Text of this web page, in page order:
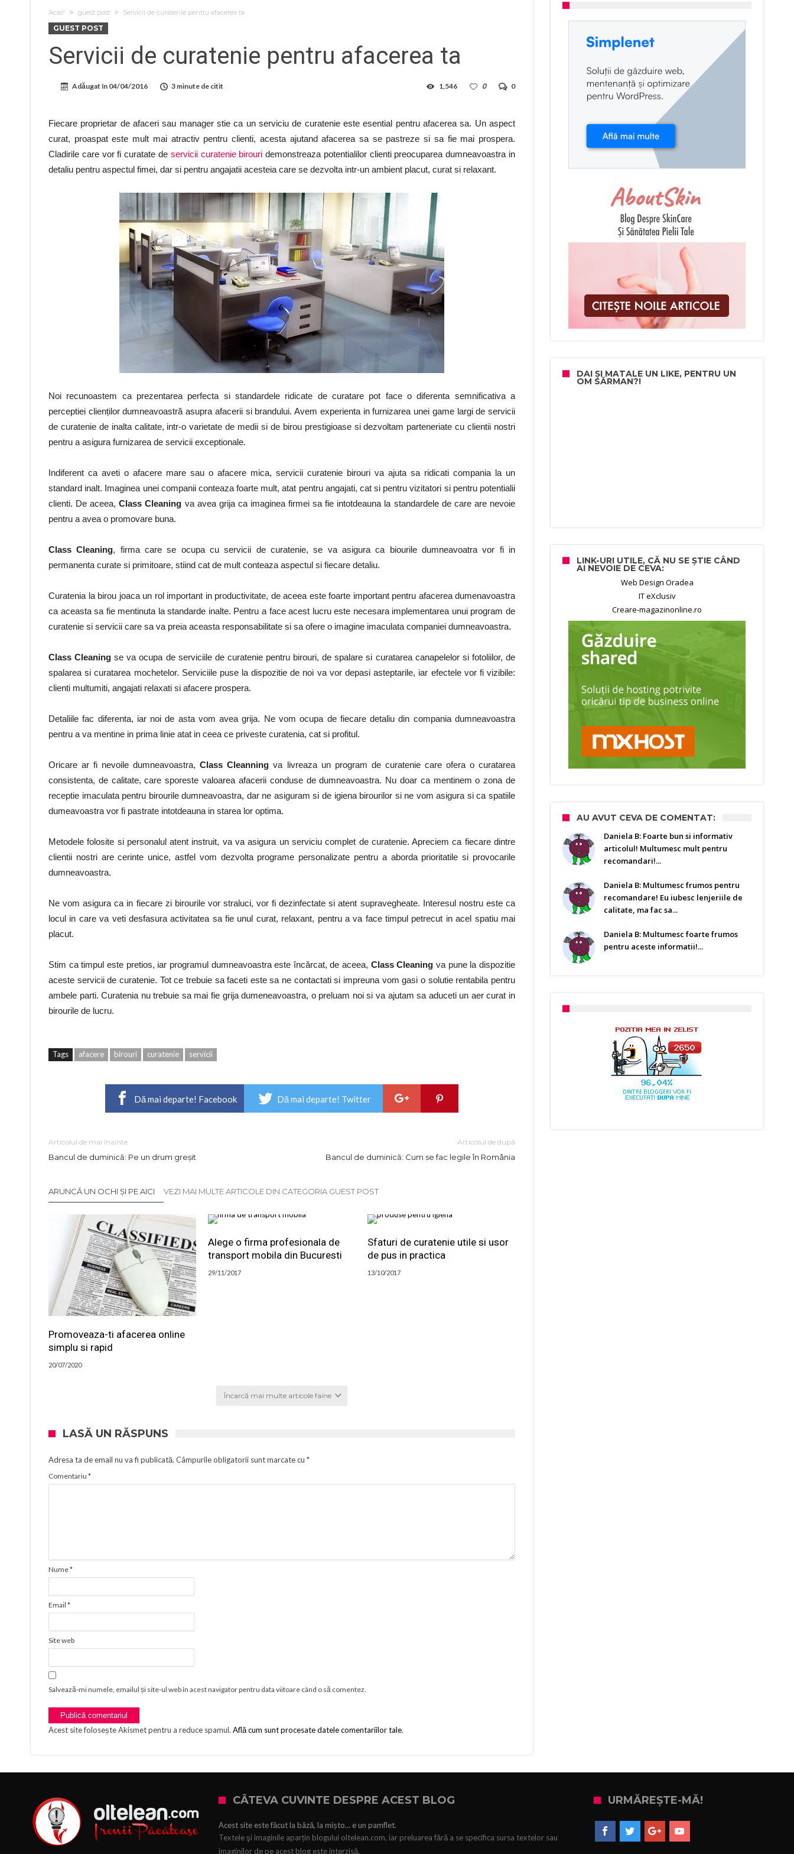
Acas' guest post Servicii de curatenie pentru afacerea ta
GUEST POST
Servicii de curatenie pentru afacerea ta
Adăugat în 04/04/2016 3 minute de citit 0
0
1,546
Fiecare proprietar de afaceri sau manager stie ca un serviciu de curatenie este esential pentru afacerea sa. Un aspect
curat, proaspat este mult mai atractiv pentru clienti, acesta ajutand afacerea sa se pastreze si sa fie mai prospera.
Cladirile care vor fi curatate de servicii curatenie birouri demonstreaza potentialilor clienti preocuparea dumneavoastra in
detaliu pentru aspectul fimei, dar si pentru angajatii acesteia care se dezvolta intr-un ambient placut, curat si relaxant.
Noi recunoastem ca prezentarea perfecta si standardele ridicate de curatare pot face o diferenta semnificativa a
perceptiei clienților dumneavoastră asupra afacerii si brandului. Avem experienta in furnizarea unei game largi de servicii
de curatenie de inalta calitate, intr-o varietate de medii si de birou prestigioase si dezvoltam parteneriate cu clientii nostri
pentru a asigura furnizarea de servicii exceptionale.
Indiferent ca aveti o afacere mare sau o afacere mica, servicii curatenie birouri va ajuta sa ridicati compania la un
standard inalt. Imaginea unei companii conteaza foarte mult, atat pentru angajati, cat si pentru vizitatori si pentru potentialii
clienti. De aceea,Class Cleaning va avea grija ca imaginea firmei sa fie intotdeauna la standardele de care are nevoie
pentru a avea o promovare buna.
Class Cleaning, firma care se ocupa cu servicii de curatenie, se va asigura ca biourile dumneavoatra vor fi in
permanenta curate si primitoare, stiind cat de mult conteaza aspectul si fiecare detaliu.
Curatenia la birou joaca un rol important in productivitate, de aceea este foarte important pentru afacerea dumenavoastra
ca aceasta sa fie mentinuta la standarde inalte. Pentru a face acest lucru este necesara implementarea unui program de
curatenie si servicii care sa va preia aceasta responsabilitate si sa ofere o imagine imaculata companiei dumneavoastra.
Class Cleaning se va ocupa de serviciile de curatenie pentru birouri, de spalare si curatarea canapelelor si fotoliilor, de
spalarea si curatarea mochetelor. Serviciile puse la dispozitie de noi va vor depasi asteptarile, iar efectele vor fi vizibile:
clienti multumiti, angajati relaxati si afacere prospera.
Detaliile fac diferenta, iar noi de asta vom avea grija. Ne vom ocupa de fiecare detaliu din compania dumneavoastra
pentru a va mentine in prima linie atat in ceea ce priveste curatenia, cat si profitul.
Oricare ar fi nevoile dumneavoastra,Class Cleanning va livreaza un program de curatenie care ofera o curatarea
consistenta, de calitate, care sporeste valoarea afacerii conduse de dumneavoastra. Nu doar ca mentinem o zona de
receptie imaculata pentru birourile dumneavoastra, dar ne asiguram si de igiena birourilor si ne vom asigura si ca spatiile
dumeavoastra vor fi pastrate intotdeauna in starea lor optima.
Metodele folosite si personalul atent instruit, va va asigura un serviciu complet de curatenie. Apreciem ca fiecare dintre
clientii nostri are cerinte unice, astfel vom dezvolta programe personalizate pentru a aborda prioritatile si provocarile
dumneavoastra.
Ne vom asigura ca in fiecare zi birourile vor straluci, vor fi dezinfectate si atent supravegheate. Interesul nostru este ca
locul in care va veti desfasura activitatea sa fie unul curat, relaxant, pentru a va face timpul petrecut in acel spatiu mai
placut.
Stim ca timpul este pretios, iar programul dumneavoastra este încărcat, de aceea, Class Cleaning va pune la dispozitie
aceste servicii de curatenie. Tot ce trebuie sa faceti este sa ne contactati si impreuna vom gasi o solutie rentabila pentru
ambele parti. Curatenia nu trebuie sa mai fie grija dumeneavoastra, o preluam noi si va ajutam sa aduceti un aer curat in
birourile de lucru.
Tags afacere birouri curatenie servicii
Dă mai departe! Facebook Dă mai departe! Twitter
Articolul de mai înainte
Bancul de duminică: Pe un drum greșit
Articolul de după
Bancul de duminică: Cum se fac legile în România
ARUNCĂ UN OCHI ȘI PE AICI VEZI MAI MULTE ARTICOLE DIN CATEGORIA GUEST POST
Promoveaza-ti afacerea online
simplu si rapid
20/07/2020
Alege o firma profesionala de
transport mobila din Bucuresti
29/11/2017
Sfaturi de curatenie utile si usor
de pus in practica
13/10/2017
Încarcă mai multe articole faine
LASĂ UN RĂSPUNS
Adresa ta de email nu va fi publicată. Câmpurile obligatorii sunt marcate cu *
Comentariu *
Nume*
Email *
Site web
Salvează-mi numele, emailul și site-ul web în acest navigator pentru data viitoare când o să comentez.
Acest site folosește Akismet pentru a reduce spamul. Află cum sunt procesate datele comentariilor tale.
DAI ȘI MATALE UN LIKE, PENTRU UN
OM SĂRMAN?!
LINK-URI UTILE, CĂ NU SE ȘTIE CÂND
AI NEVOIE DE CEVA:
Web Design Oradea
IT eXclusiv
Creare-magazinonline.ro
AU AVUT CEVA DE COMENTAT:
Daniela B: Foarte bun si informativ
articolul! Multumesc mult pentru
recomandari!...
Daniela B: Multumesc frumos pentru
recomandare! Eu iubesc lenjeriile de
calitate, ma fac sa...
Daniela B: Multumesc foarte frumos
pentru aceste informatii!...
CÂTEVA CUVINTE DESPRE ACEST BLOG
Acest site este făcut la bâză, la mișto... e un pamflet.
Textele şi imaginile aparțin blogului oltelean.com, iar preluarea fără a se specifica sursa textelor sau
imaginilor de pe acest blog este interzisă.
URMĂREȘTE-MĂ!